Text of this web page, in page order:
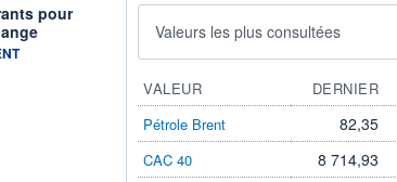
pour
Valeurs les plus consultées
VALEUR DERNIER
Pétrole Brent
82,35
CAC 40 8 714,93